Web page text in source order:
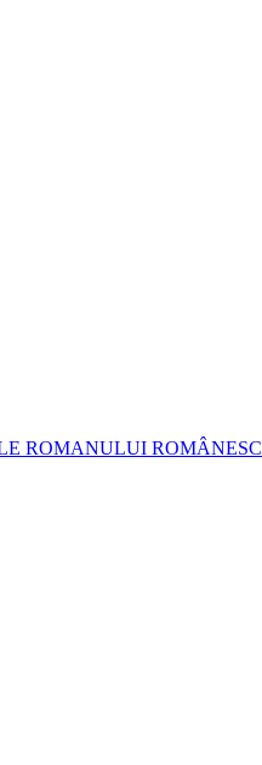
ROMANULUI ROMÂNESC